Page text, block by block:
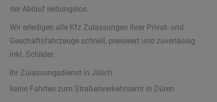
der Ablauf reibungslos.
Wir erledigen alle Kfz Zulassungen Ihrer Privat- und
Geschäftsfahrzeuge schnell, preiswert und zuverlässig
inkl. Schilder.
Ihr Zulassungsdienst in Jülich.
keine Fahrten zum Straßenverkehrsamt in Düren